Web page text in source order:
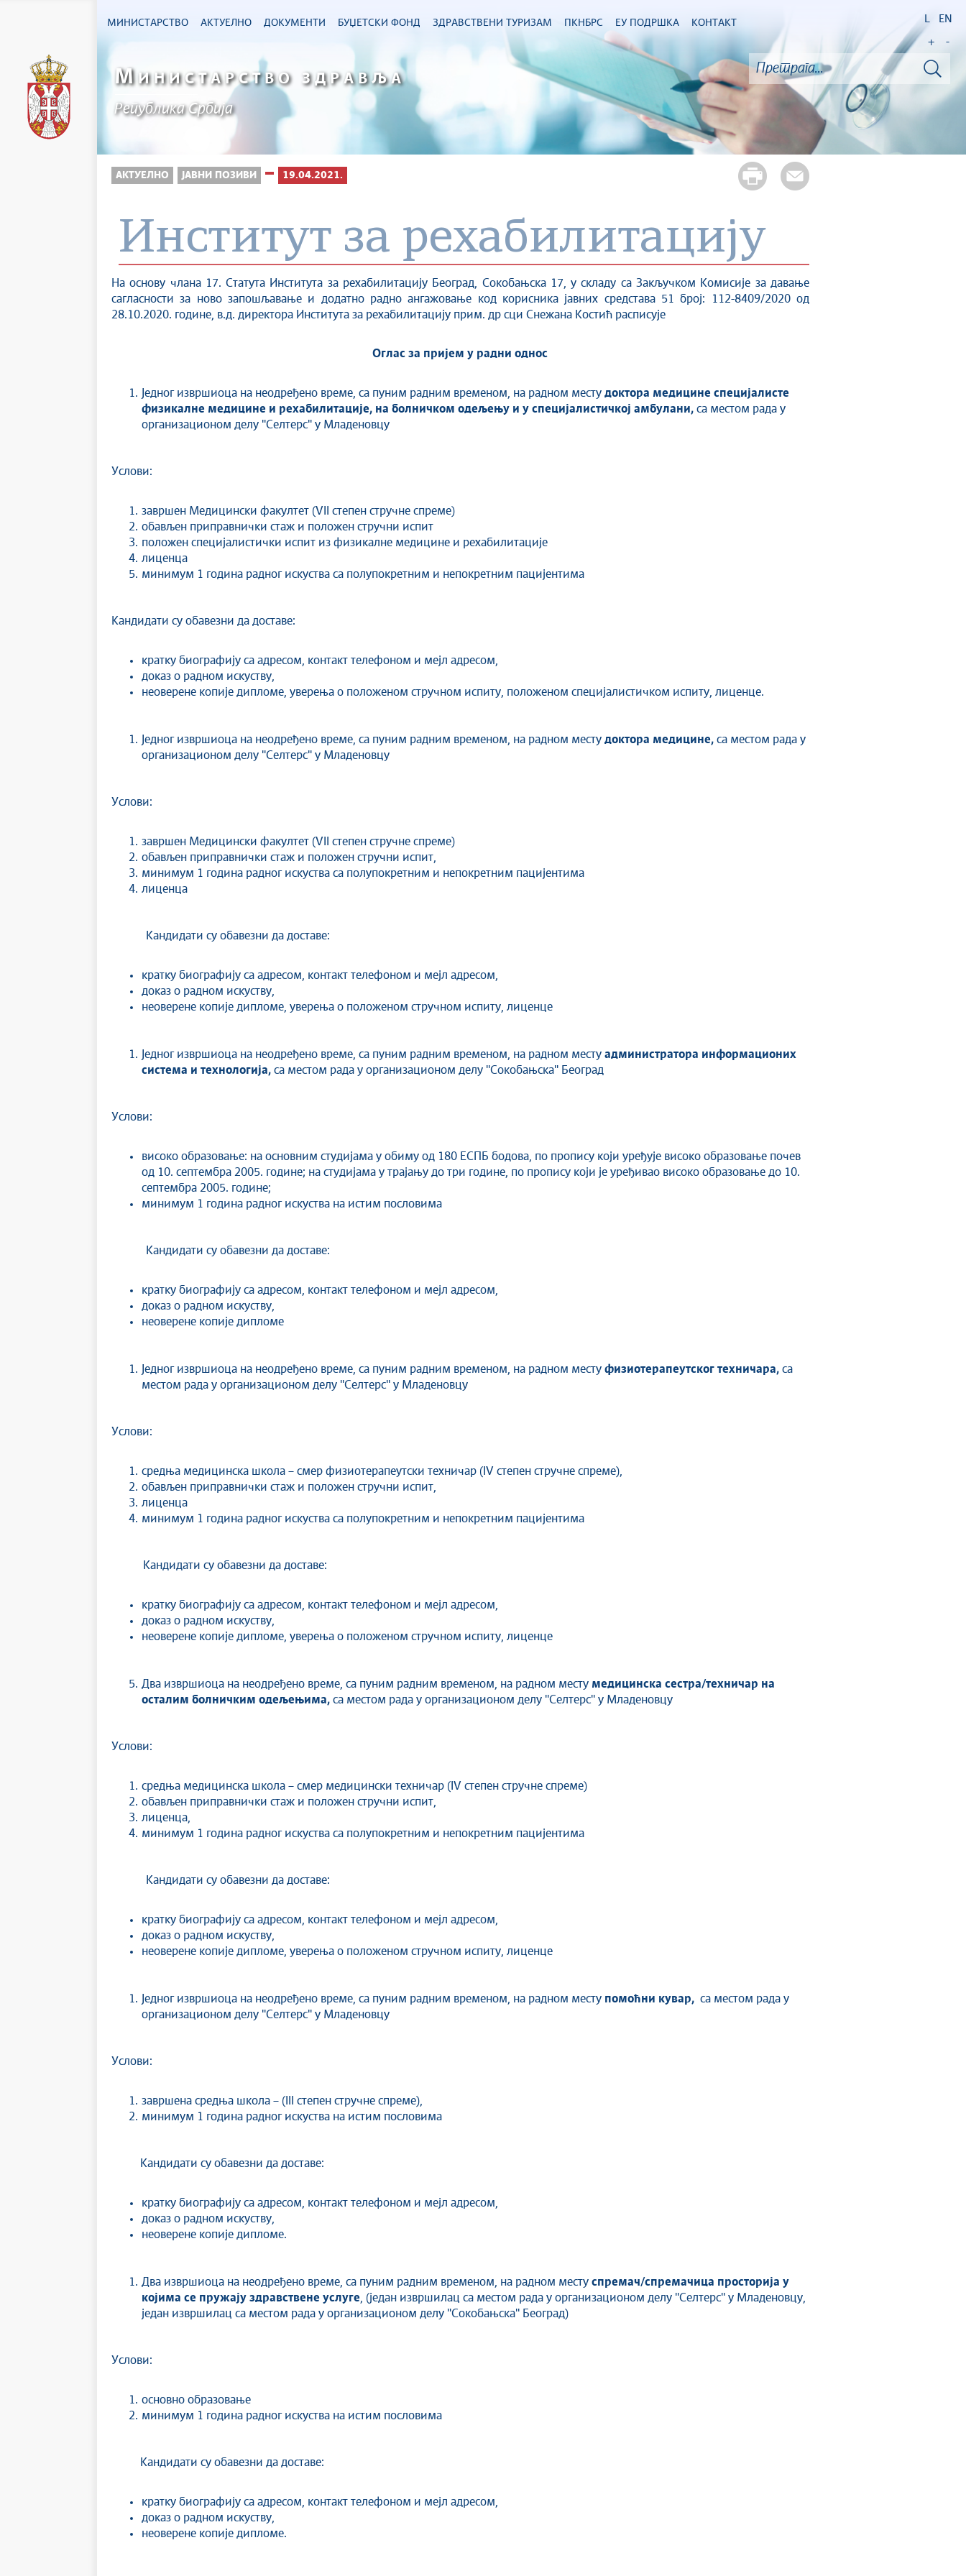
МИНИСТАРСТВО АКТУЕЛНО ДОКУМЕНТИ БУЏЕТСКИ ФОНД ЗДРАВСТВЕНИ ТУРИЗАМ ПКНБРС ЕУ ПОДРШКА КОНТАКТ L EN
+ -
М ИНИСТАРСТВО ЗДРАВЉА
Република Србија
АКТУЕЛНО ЈАВНИ ПОЗИВИ 19.04.2021.
Институт за рехабилитацију
На основу члана 17. Статута Института за рехабилитацију Београд, Сокобањска 17, у складу са Закључком Комисије за давање
сагласности за ново запошљавање и додатно радно ангажовање код корисника јавних средстава 51 број: 112-8409/2020 од
28.10.2020. године, в.д. директора Института за рехабилитацију прим. др сци Снежана Костић расписује
Оглас за пријем у радни однос
Једног извршиоца на неодређено време, са пуним радним временом, на радном месту доктора медицине специјалисте
физикалне медицине и рехабилитације, на болничком одељењу и у специјалистичкој амбулани, са местом рада у
организационом делу ''Селтерс'' у Младеновцу
Услови:
завршен Медицински факултет (VII степен стручне спреме)
обављен приправнички стаж и положен стручни испит
положен специјалистички испит из физикалне медицине и рехабилитације
лиценца
минимум 1 година радног искуства са полупокретним и непокретним пацијентима
Кандидати су обавезни да доставе:
кратку биографију са адресом, контакт телефоном и мејл адресом,
доказ о радном искуству,
неоверене копије дипломе, уверења о положеном стручном испиту, положеном специјалистичком испиту, лиценце.
Једног извршиоца на неодређено време, са пуним радним временом, на радном месту доктора медицине, са местом рада у
организационом делу ''Селтерс'' у Младеновцу
Услови:
завршен Медицински факултет (VII степен стручне спреме)
обављен приправнички стаж и положен стручни испит,
минимум 1 година радног искуства са полупокретним и непокретним пацијентима
лиценца
Кандидати су обавезни да доставе:
кратку биографију са адресом, контакт телефоном и мејл адресом,
доказ о радном искуству,
неоверене копије дипломе, уверења о положеном стручном испиту, лиценце
Једног извршиоца на неодређено време, са пуним радним временом, на радном месту администратора информационих
система и технологија, са местом рада у организационом делу ''Сокобањска'' Београд
Услови:
високо образовање: на основним студијама у обиму од 180 ЕСПБ бодова, по пропису који уређује високо образовање почев
од 10. септембра 2005. године; на студијама у трајању до три године, по пропису који је уређивао високо образовање до 10.
септембра 2005. године;
минимум 1 година радног искуства на истим пословима
Кандидати су обавезни да доставе:
кратку биографију са адресом, контакт телефоном и мејл адресом,
доказ о радном искуству,
неоверене копије дипломе
Једног извршиоца на неодређено време, са пуним радним временом, на радном месту физиотерапеутског техничара, са
местом рада у организационом делу ''Селтерс'' у Младеновцу
Услови:
средња медицинска школа – смер физиотерапеутски техничар (IV степен стручне спреме),
обављен приправнички стаж и положен стручни испит,
лиценца
минимум 1 година радног искуства са полупокретним и непокретним пацијентима
Кандидати су обавезни да доставе:
кратку биографију са адресом, контакт телефоном и мејл адресом,
доказ о радном искуству,
неоверене копије дипломе, уверења о положеном стручном испиту, лиценце
Два извршиоца на неодређено време, са пуним радним временом, на радном месту медицинска сестра/техничар на
осталим болничким одељењима, са местом рада у организационом делу ''Селтерс'' у Младеновцу
Услови:
средња медицинска школа – смер медицински техничар (IV степен стручне спреме)
обављен приправнички стаж и положен стручни испит,
лиценца,
минимум 1 година радног искуства са полупокретним и непокретним пацијентима
Кандидати су обавезни да доставе:
кратку биографију са адресом, контакт телефоном и мејл адресом,
доказ о радном искуству,
неоверене копије дипломе, уверења о положеном стручном испиту, лиценце
Једног извршиоца на неодређено време, са пуним радним временом, на радном месту помоћни кувар, са местом рада у
организационом делу ''Селтерс'' у Младеновцу
Услови:
завршена средња школа – (III степен стручне спреме),
минимум 1 година радног искуства на истим пословима
Кандидати су обавезни да доставе:
кратку биографију са адресом, контакт телефоном и мејл адресом,
доказ о радном искуству,
неоверене копије дипломе.
Два извршиоца на неодређено време, са пуним радним временом, на радном месту спремач/спремачица просторија у
којима се пружају здравствене услуге , (један извршилац са местом рада у организационом делу ''Селтерс'' у Младеновцу,
један извршилац са местом рада у организационом делу ''Сокобањска'' Београд)
Услови:
основно образовање
минимум 1 година радног искуства на истим пословима
Кандидати су обавезни да доставе:
кратку биографију са адресом, контакт телефоном и мејл адресом,
доказ о радном искуству,
неоверене копије дипломе.